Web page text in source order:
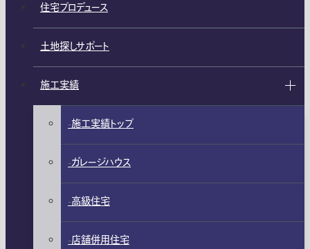
住宅プロデュース
土地探しサポート
施工実績
施工実績トップ
ガレージハウス
高級住宅
店舗併用住宅